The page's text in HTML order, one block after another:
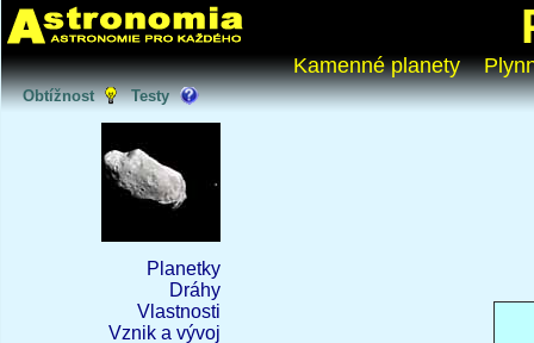
Kamenné planety
Obtížnost Testy
Planetky
Dráhy
Vlastnosti
Vznik a vývoj